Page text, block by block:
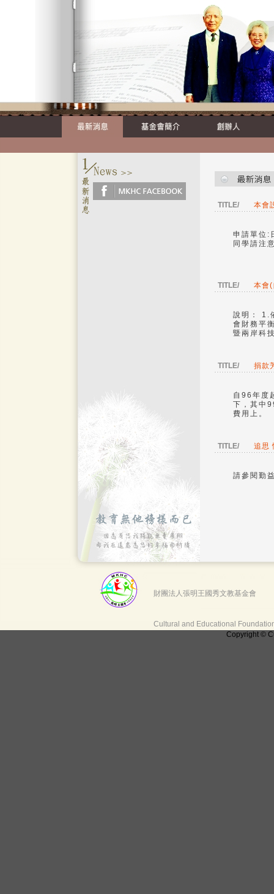
TITLE/ 本會
申請單位:
同學請注
TITLE/ 本會
說明： 1.
會財務平
暨兩岸科
TITLE/ 捐款
自96年度
下，其中
費用上。
TITLE/ 追思
請參閱勤
財團法人張明王國秀文教基金會
Cultural and Educational
Copyright ©